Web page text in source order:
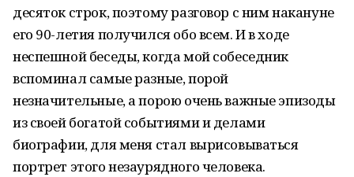
десяток строк, поэтому разговор с ним накануне
его 90-летия получился обо всем. И в ходе
неспешной беседы, когда мой собеседник
вспоминал самые разные, порой
незначительные, а порою очень важные эпизоды
из своей богатой событиями и делами
биографии, для меня стал вырисовываться
портрет этого незаурядного человека.